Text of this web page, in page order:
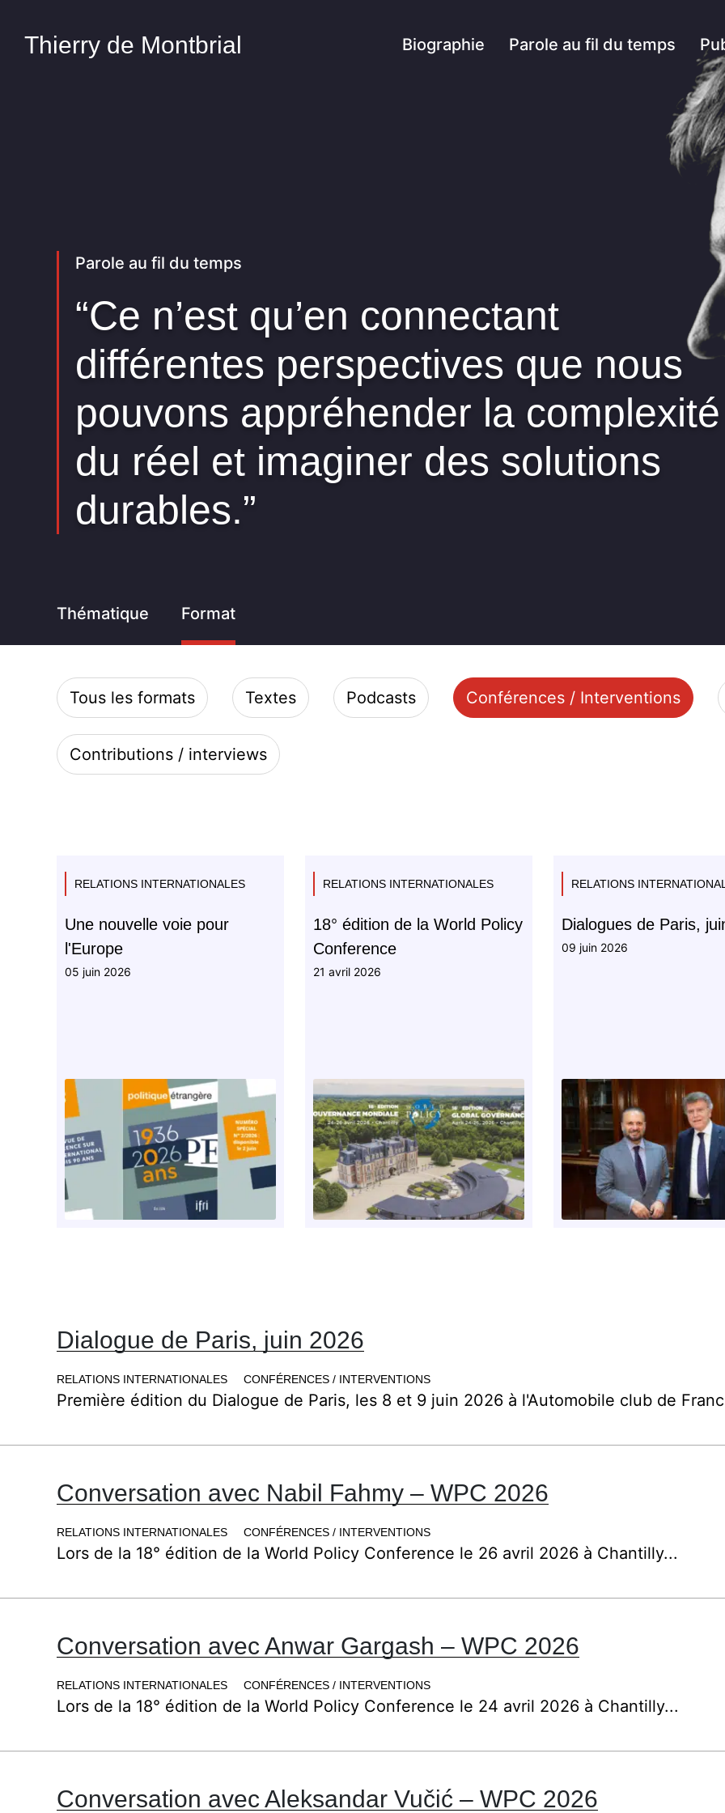
Thierry de Montbrial Biographie Parole au fil du temps
Parole au fil du temps
“Ce n’est qu’en connectant
différentes perspectives que nous
pouvons appréhender la complexité
du réel et imaginer des solutions
durables.”
Thématique Format
Tous les formats Textes Podcasts Conférences / Interventions
Contributions / interviews
RELATIONS INTERNATIONALES
Une nouvelle voie pour
l'Europe
05 juin 2026
RELATIONS INTERNATIONALES
18° édition de la World Policy
Conference
21 avril 2026
RELATIONS
Dialogues de Paris,
09 juin 2026
Dialogue de Paris, juin 2026
RELATIONS INTERNATIONALES CONFÉRENCES / INTERVENTIONS
Première édition du Dialogue de Paris, les 8 et 9 juin 2026 à l'Automobile club de
Conversation avec Nabil Fahmy – WPC 2026
RELATIONS INTERNATIONALES CONFÉRENCES / INTERVENTIONS
Lors de la 18° édition de la World Policy Conference le 26 avril 2026 à Chantilly...
Conversation avec Anwar Gargash – WPC 2026
RELATIONS INTERNATIONALES CONFÉRENCES / INTERVENTIONS
Lors de la 18° édition de la World Policy Conference le 24 avril 2026 à Chantilly...
Conversation avec Aleksandar Vučić – WPC 2026